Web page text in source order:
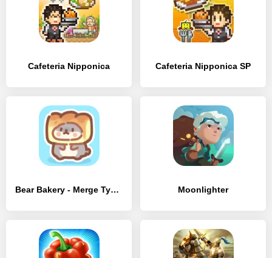
Cafeteria Nipponica Cafeteria Nipponica SP
Bear Bakery - Merge Tycoon Moonlighter